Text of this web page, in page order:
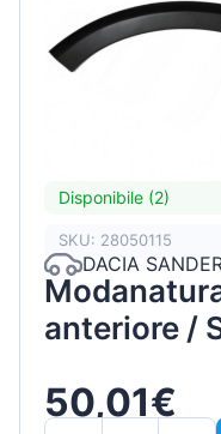
Disponibile (2)
SKU: 28050115
DACIA
anteriore /
50,01€